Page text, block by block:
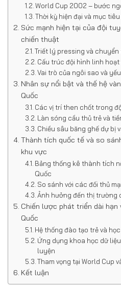
World Cup 2002 – bước
Thời kỳ hiện đại và mục
Sức mạnh hiện tại của đội
chiến thuật
Triết lý pressing và
Cấu trúc đội hình linh
Vai trò của ngôi sao và
Nhân sự nổi bật và thế hệ
Quốc
Các vị trí then chốt trong
Làn sóng cầu thủ trẻ và
Chiều sâu băng ghế dự bị
Thành tích quốc tế và so
khu vực
Bảng thống kê thành tích
Quốc
So sánh với các đối thủ
Ảnh hưởng đến thị trường
Chiến lược phát triển dài
Quốc
Hệ thống đào tạo trẻ và
Ứng dụng khoa học dữ
luyện
Tham vọng tại World Cup
Kết luận